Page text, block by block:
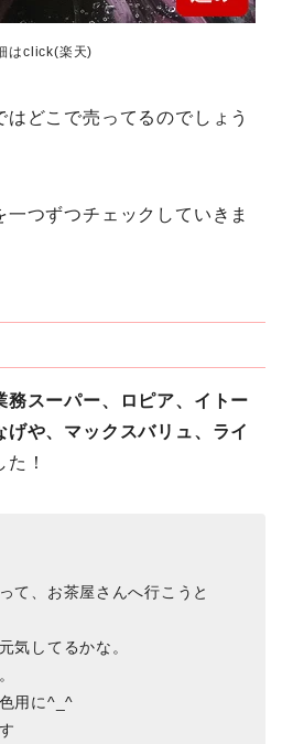
はclick(楽天)
はどこで売ってるのでしょう
つずつチェックしていきま
務スーパー、ロピア、イトー
げや、マックスバリュ、ライ
！
て、お茶屋さんへ行こうと
気してるかな。
用に^_^